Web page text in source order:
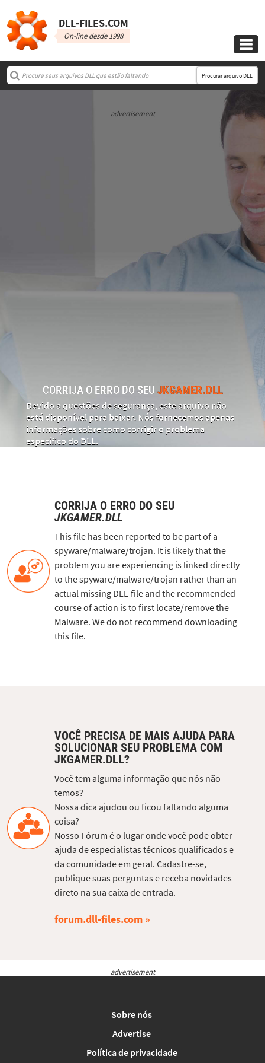
DLL‑FILES.COM
On-line desde 1998

Procurar arquivo DLL
advertisement
CORRIJA O ERRO DO SEU JKGAMER.DLL
Devido a questões de segurança, este arquivo não
está disponível para baixar. Nós fornecemos apenas
informações sobre como corrigir o problema
específico do DLL.
CORRIJA O ERRO DO SEU
JKGAMER.DLL
This file has been reported to be part of a
spyware/malware/trojan. It is likely that the
problem you are experiencing is linked directly
to the spyware/malware/trojan rather than an
actual missing DLL-file and the recommended
course of action is to first locate/remove the
Malware. We do not recommend downloading
this file.
VOCÊ PRECISA DE MAIS AJUDA PARA
SOLUCIONAR SEU PROBLEMA COM
JKGAMER.DLL?
Você tem alguma informação que nós não
temos?
Nossa dica ajudou ou ficou faltando alguma
coisa?
Nosso Fórum é o lugar onde você pode obter
ajuda de especialistas técnicos qualificados e
da comunidade em geral. Cadastre-se,
publique suas perguntas e receba novidades
direto na sua caixa de entrada.
forum.dll-files.com
advertisement
Sobre nós
Advertise
Política de privacidade